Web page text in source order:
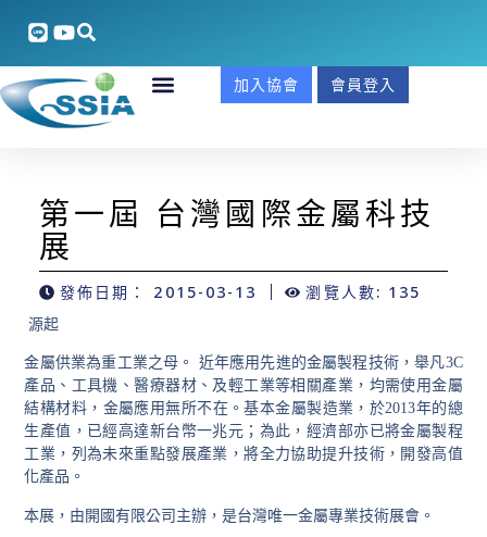
加入協會 會員登入
第一屆 台灣國際金屬科技
展
發佈日期： 2015-03-13 瀏覽人數: 135
源起
金屬供業為重工業之母。 近年應用先進的金屬製程技術，舉凡3C
產品、工具機、醫療器材、及輕工業等相關產業，均需使用金屬
結構材料，金屬應用無所不在。基本金屬製造業，於2013年的總
生產值，已經高達新台幣一兆元；為此，經濟部亦已將金屬製程
工業，列為未來重點發展產業，將全力協助提升技術，開發高值
化產品。
本展，由開國有限公司主辦，是台灣唯一金屬專業技術展會。